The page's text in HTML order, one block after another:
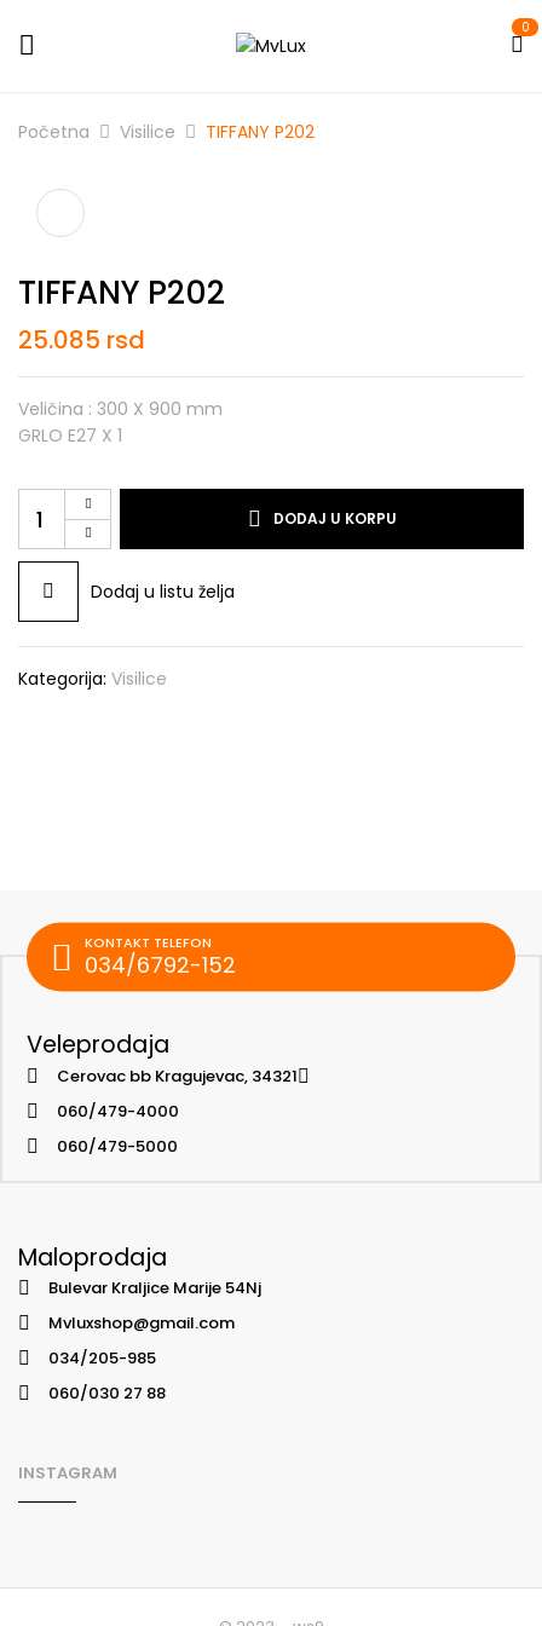
0
Početna Visilice TIFFANY P202
TIFFANY P202
25.085 rsd
Veličina : 300 X 900 mm
GRLO E27 X 1
P202
količina
DODAJ U KORPU
Dodaj u listu želja
Kategorija: Visilice
KONTAKT TELEFON
034/6792-152
Veleprodaja
Cerovac bb Kragujevac, 34321
060/479-4000
060/479-5000
Maloprodaja
Bulevar Kraljice Marije 54Nj
Mvluxshop@gmail.com
034/205-985
060/030 27 88
INSTAGRAM